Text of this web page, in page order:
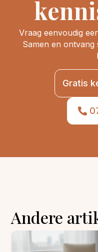
Vraag eenvoudig
Samen en ontvang
Gratis
Andere